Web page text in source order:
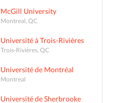
McGill University
Montreal, QC
Université à Trois-Rivières
Trois-Rivières, QC
Université de Montréal
Montreal
Université de Sherbrooke